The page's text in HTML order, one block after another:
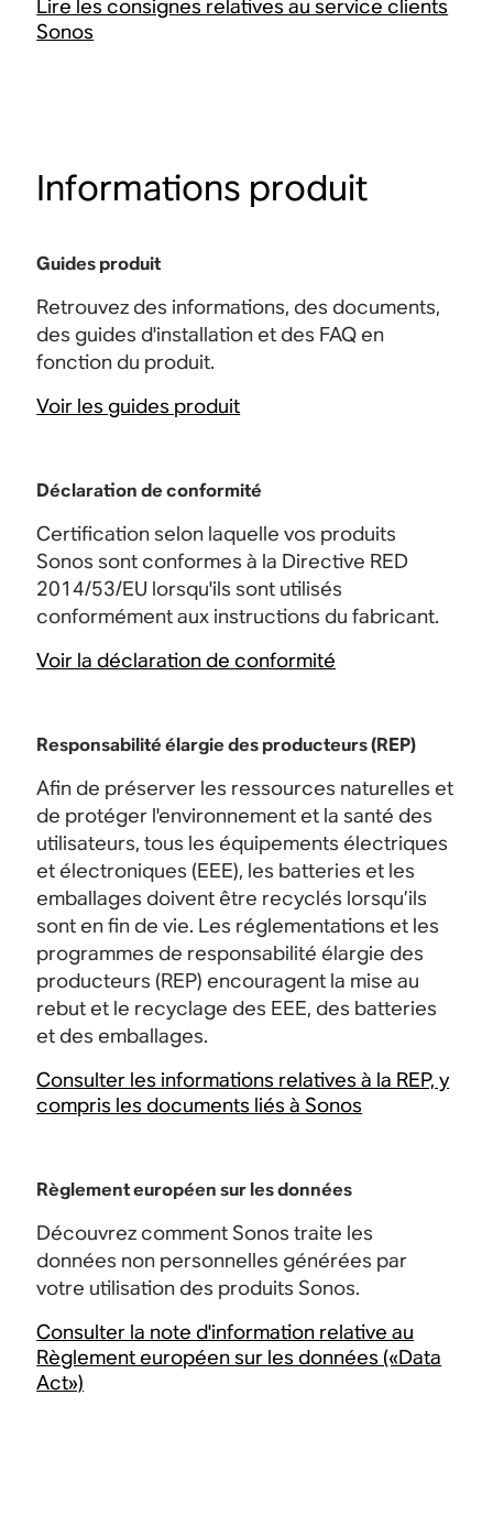
Lire les consignes relatives au service clients
Sonos
Informations produit
Guides produit
Retrouvez des informations, des documents,
des guides d'installation et des FAQ en
fonction du produit.
Voir les guides produit
Déclaration de conformité
Certification selon laquelle vos produits
Sonos sont conformes à la Directive RED
2014/53/EU lorsqu'ils sont utilisés
conformément aux instructions du fabricant.
Voir la déclaration de conformité
Responsabilité élargie des producteurs (REP)
Afin de préserver les ressources naturelles et
de protéger l'environnement et la santé des
utilisateurs, tous les équipements électriques
et électroniques (EEE), les batteries et les
emballages doivent être recyclés lorsqu’ils
sont en fin de vie. Les réglementations et les
programmes de responsabilité élargie des
producteurs (REP) encouragent la mise au
rebut et le recyclage des EEE, des batteries
et des emballages.
Consulter les informations relatives à la REP, y
compris les documents liés à Sonos
Règlement européen sur les données
Découvrez comment Sonos traite les
données non personnelles générées par
votre utilisation des produits Sonos.
Consulter la note d'information relative au
Règlement européen sur les données («Data
Act»)